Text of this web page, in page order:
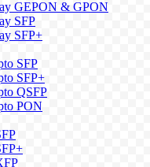
GEPON & GPON
SFP
SFP+
SFP
SFP+
QSFP
PON